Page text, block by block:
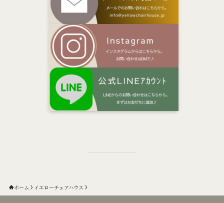
ホーム イエローチェアハウス